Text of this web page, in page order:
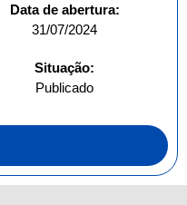
Data de abertura:
31/07/2024
Situação:
Publicado